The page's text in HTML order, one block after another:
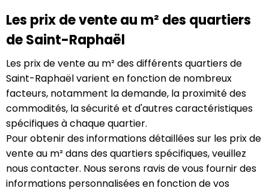
Les prix de vente au m² des quartiers
de Saint-Raphaël
Les prix de vente au m² des différents quartiers de
Saint-Raphaël varient en fonction de nombreux
facteurs, notamment la demande, la proximité des
commodités, la sécurité et d'autres caractéristiques
spécifiques à chaque quartier.
Pour obtenir des informations détaillées sur les prix de
vente au m² dans des quartiers spécifiques, veuillez
nous contacter. Nous serons ravis de vous fournir des
informations personnalisées en fonction de vos